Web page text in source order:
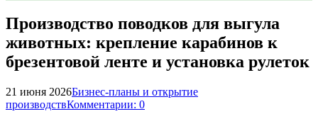
Производство поводков для выгула
животных: крепление карабинов к
брезентовой ленте и установка рулеток
21 июня 2026Бизнес-планы и открытие
производствКомментарии: 0